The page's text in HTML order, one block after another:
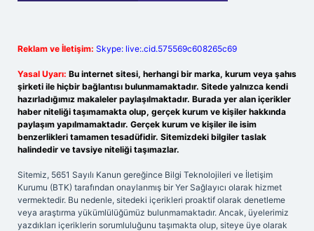
Reklam ve İletişim: Skype: live:.cid.575569c608265c69
Yasal Uyarı: Bu internet sitesi, herhangi bir marka, kurum veya şahıs
şirketi ile hiçbir bağlantısı bulunmamaktadır. Sitede yalnızca kendi
hazırladığımız makaleler paylaşılmaktadır. Burada yer alan içerikler
haber niteliği taşımamakta olup, gerçek kurum ve kişiler hakkında
paylaşım yapılmamaktadır. Gerçek kurum ve kişiler ile isim
benzerlikleri tamamen tesadüfidir. Sitemizdeki bilgiler taslak
halindedir ve tavsiye niteliği taşımazlar.
Sitemiz, 5651 Sayılı Kanun gereğince Bilgi Teknolojileri ve İletişim
Kurumu (BTK) tarafından onaylanmış bir Yer Sağlayıcı olarak hizmet
vermektedir. Bu nedenle, sitedeki içerikleri proaktif olarak denetleme
veya araştırma yükümlülüğümüz bulunmamaktadır. Ancak, üyelerimiz
yazdıkları içeriklerin sorumluluğunu taşımakta olup, siteye üye olarak